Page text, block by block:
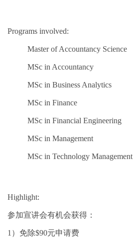
Programs involved:
Master of Accountancy Science
MSc in Accountancy
MSc in Business Analytics
MSc in Finance
MSc in Financial Engineering
MSc in Management
MSc in Technology Management
Highlight:
参加宣讲会有机会获得：
1）免除$90元申请费